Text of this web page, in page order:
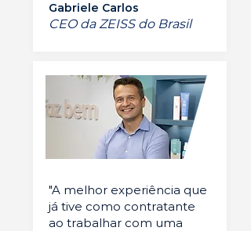
Gabriele Carlos
CEO da ZEISS do Brasil
"A melhor experiência que
já tive como contratante
ao trabalhar com uma